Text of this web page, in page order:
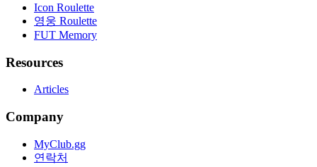
Icon Roulette
영웅 Roulette
FUT Memory
Resources
Articles
Company
MyClub.gg
연락처